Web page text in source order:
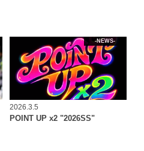
-NEWS-
2026.3.5
POINT UP x2 "2026SS"